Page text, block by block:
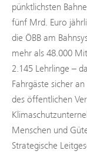
pünktlichsten
fünf Mrd. Euro
die ÖBB am
mehr als 48.000
2.145 Lehrlinge –
Fahrgäste sicher
des öffentlichen
Menschen und
Strategische